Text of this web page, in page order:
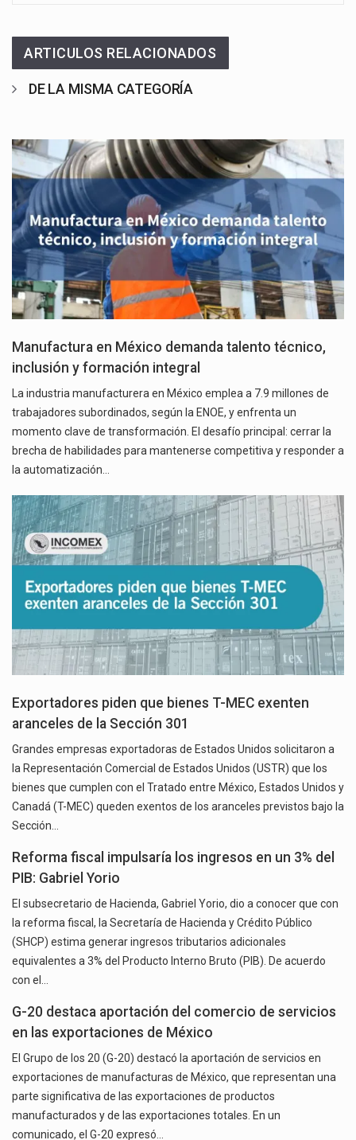
ARTICULOS RELACIONADOS
DE LA MISMA CATEGORÍA
Manufactura en México demanda talento técnico,
inclusión y formación integral
La industria manufacturera en México emplea a 7.9 millones de
trabajadores subordinados, según la ENOE, y enfrenta un
momento clave de transformación. El desafío principal: cerrar la
brecha de habilidades para mantenerse competitiva y responder a
la automatización…
Exportadores piden que bienes T-MEC exenten
aranceles de la Sección 301
Grandes empresas exportadoras de Estados Unidos solicitaron a
la Representación Comercial de Estados Unidos (USTR) que los
bienes que cumplen con el Tratado entre México, Estados Unidos y
Canadá (T-MEC) queden exentos de los aranceles previstos bajo la
Sección…
Reforma fiscal impulsaría los ingresos en un 3% del
PIB: Gabriel Yorio
El subsecretario de Hacienda, Gabriel Yorio, dio a conocer que con
la reforma fiscal, la Secretaría de Hacienda y Crédito Público
(SHCP) estima generar ingresos tributarios adicionales
equivalentes a 3% del Producto Interno Bruto (PIB). De acuerdo
con el…
G-20 destaca aportación del comercio de servicios
en las exportaciones de México
El Grupo de los 20 (G-20) destacó la aportación de servicios en
exportaciones de manufacturas de México, que representan una
parte significativa de las exportaciones de productos
manufacturados y de las exportaciones totales. En un
comunicado, el G-20 expresó…